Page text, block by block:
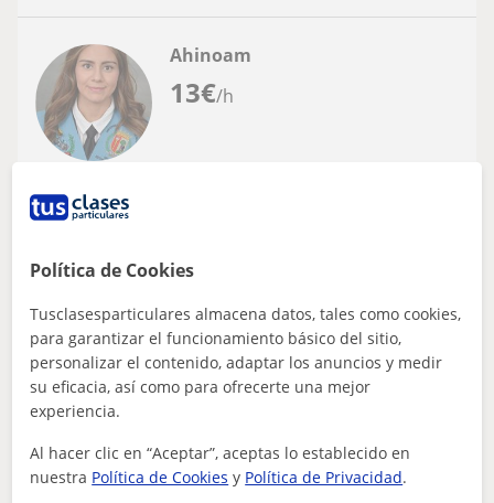
13€/h
Ahinoam
Castellano
Profesora de lengua y literatura apta para
Profesora particular o en grupos reducidos, cuento con
experiencia en ambas cosas, clases amenas,
colaborativas y con mucho aprendizaje. Ta...
ver más Contactar
Política de Cookies
Tusclasesparticulares almacena datos, tales como cookies,
para garantizar el funcionamiento básico del sitio,
personalizar el contenido, adaptar los anuncios y medir
su eficacia, así como para ofrecerte una mejor
experiencia.
Al hacer clic en “Aceptar”, aceptas lo establecido en
nuestra Política de Cookies y Política de Privacidad.